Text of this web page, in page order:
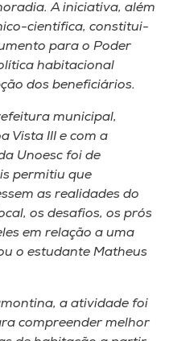
A iniciativa, além
científica, constitui-
para o Poder
habitacional
dos beneficiários.
municipal,
Vista III e com a
Unoesc foi de
permitiu que
as realidades do
os desafios, os prós
em relação a uma
o estudante Matheus
a atividade foi
compreender melhor